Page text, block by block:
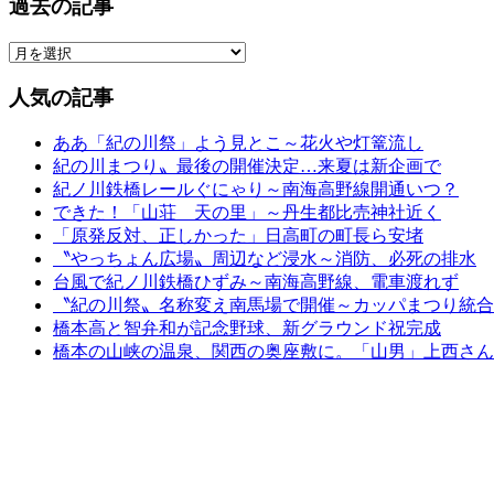
過去の記事
人気の記事
ああ「紀の川祭」よう見とこ～花火や灯篭流し
紀の川まつり〟最後の開催決定…来夏は新企画で
紀ノ川鉄橋レールぐにゃり～南海高野線開通いつ？
できた！「山荘 天の里」～丹生都比売神社近く
「原発反対、正しかった」日高町の町長ら安堵
〝やっちょん広場〟周辺など浸水～消防、必死の排水
台風で紀ノ川鉄橋ひずみ～南海高野線、電車渡れず
〝紀の川祭〟名称変え南馬場で開催～カッパまつり統合
橋本高と智弁和が記念野球、新グラウンド祝完成
橋本の山峡の温泉、関西の奥座敷に。「山男」上西さ